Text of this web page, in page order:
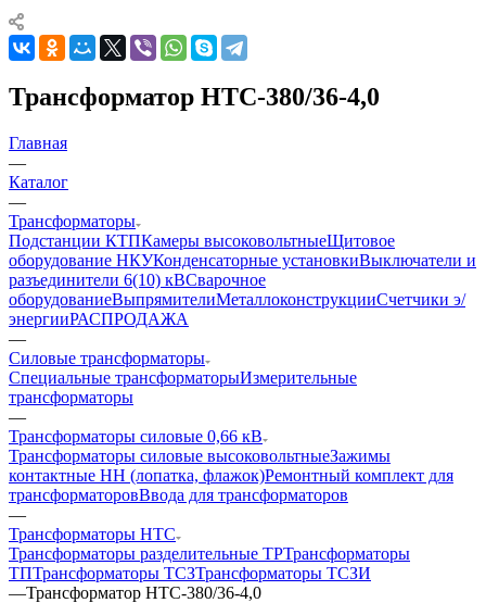
Трансформатор НТС-380/36-4,0
Главная
—
Каталог
—
Трансформаторы
Подстанции КТПКамеры высоковольтныеЩитовое
оборудование НКУКонденсаторные установкиВыключатели и
разъединители 6(10) кВСварочное
оборудованиеВыпрямителиМеталлоконструкцииСчетчики э/
энергииРАСПРОДАЖА
—
Силовые трансформаторы
Специальные трансформаторыИзмерительные
трансформаторы
—
Трансформаторы силовые 0,66 кВ
Трансформаторы силовые высоковольтныеЗажимы
контактные НН (лопатка, флажок)Ремонтный комплект для
трансформаторовВвода для трансформаторов
—
Трансформаторы НТС
Трансформаторы разделительные ТРТрансформаторы
ТПТрансформаторы ТСЗТрансформаторы ТСЗИ
—Трансформатор НТС-380/36-4,0